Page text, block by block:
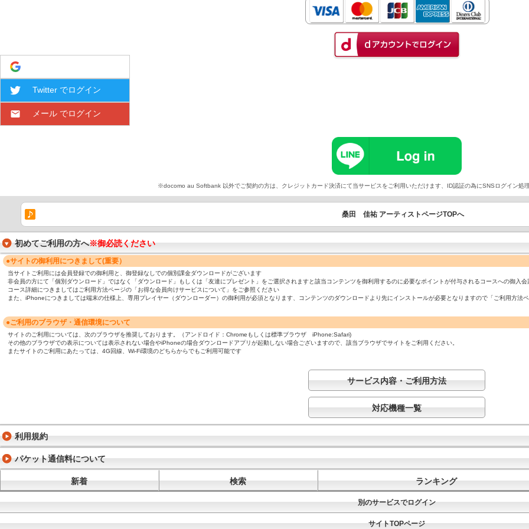
Twitter でログイン
メール でログイン
※docomo au Softbank 以外でご契約の方は、クレジットカード決済にて当サービスをご利用いただけます、ID認証の為にSNSログイン処
桑田 佳祐 アーティストページTOPへ
初めてご利用の方へ※御必読ください
●サイトの御利用につきまして(重要）
当サイトご利用には会員登録での御利用と、御登録なしでの個別課金ダウンロードがございます
非会員の方にて「個別ダウンロード」ではなく「ダウンロード」もしくは「友達にプレゼント」をご選択されますと該当コンテンツを御利用するのに必要なポイントが付与されるコースへの御入会
コース詳細につきましてはご利用方法ページの「お得な会員向けサービスについて」をご参照ください
また、iPhoneにつきましては端末の仕様上、専用プレイヤー（ダウンローダー）の御利用が必須となります、コンテンツのダウンロードより先にインストールが必要となりますので「ご利用方法
●ご利用のブラウザ・通信環境について
サイトのご利用については、次のブラウザを推奨しております。（アンドロイド：Chromeもしくは標準ブラウザ iPhone:Safari)
その他のブラウザでの表示については表示されない場合やiPhoneの場合ダウンロードアプリが起動しない場合ございますので、該当ブラウザでサイトをご利用ください。
またサイトのご利用にあたっては、4G回線、Wi-Fi環境のどちらからでもご利用可能です
サービス内容・ご利用方法
対応機種一覧
利用規約
パケット通信料について
新着 検索 ランキング
別のサービスでログイン
サイトTOPページ